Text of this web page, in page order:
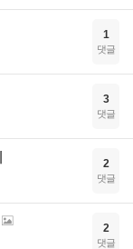
1
댓글
3
댓글
2
댓글
2
댓글